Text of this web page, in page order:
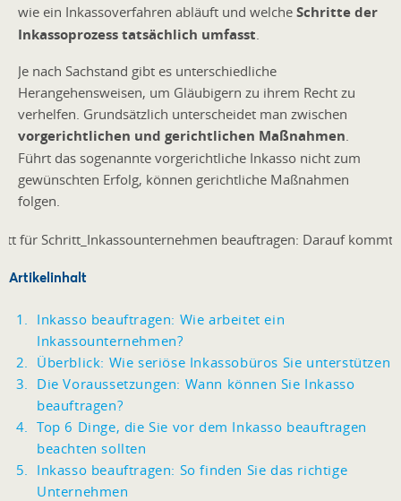
wie ein Inkassoverfahren abläuft und welche Schritte der
Inkassoprozess tatsächlich umfasst
Je nach Sachstand gibt es unterschiedliche
Herangehensweisen, um Gläubigern zu ihrem Recht zu
verhelfen. Grundsätzlich unterscheidet man zwischen
vorgerichtlichen und gerichtlichen Maßnahmen
Führt das sogenannte vorgerichtliche Inkasso nicht zum
gewünschten Erfolg, können gerichtliche Maßnahmen
folgen.
Artikelinhalt
Inkasso beauftragen: Wie arbeitet ein
Inkassounternehmen?
Überblick: Wie seriöse Inkassobüros Sie unterstützen
Die Voraussetzungen: Wann können Sie Inkasso
beauftragen?
Top 6 Dinge, die Sie vor dem Inkasso beauftragen
beachten sollten
Inkasso beauftragen: So finden Sie das richtige
Unternehmen